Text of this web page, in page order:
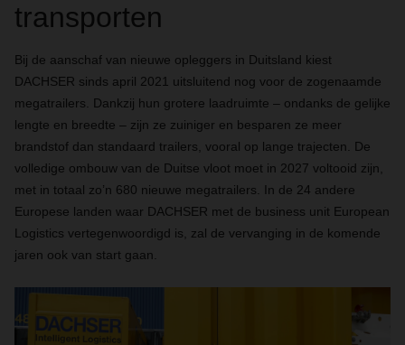
transporten
Bij de aanschaf van nieuwe opleggers in Duitsland kiest
DACHSER sinds april 2021 uitsluitend nog voor de zogenaamde
megatrailers.
Dankzij hun grotere laadruimte – ondanks de gelijke
lengte en breedte – zijn ze zuiniger en besparen ze meer
brandstof dan standaard trailers, vooral op lange trajecten. De
volledige ombouw van de Duitse vloot moet in 2027 voltooid zijn,
met in totaal zo’n 680 nieuwe megatrailers. In de 24 andere
Europese landen waar DACHSER met de business unit European
Logistics vertegenwoordigd is, zal de vervanging in de komende
jaren ook van start gaan.